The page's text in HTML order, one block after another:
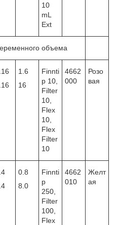
10
mL
Ext
объема
1.6
16
Finnti
p 10,
Filter
10,
Flex
10,
Flex
Filter
10
4662
000
Розо
вая
0.8
8.0
Finnti
p
250,
Filter
100,
Flex
4662
010
Желт
ая